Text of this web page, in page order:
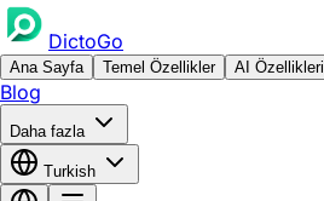
DictoGo
Ana Sayfa Temel Özellikler AI Özellikleri
Blog
Daha fazla
Turkish